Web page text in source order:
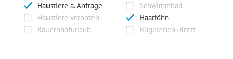
Haustiere a. Anfrage
Schwimmbad
Haustiere verboten
Haarföhn
Bauernhofurlaub
Bügeleisen+Brett